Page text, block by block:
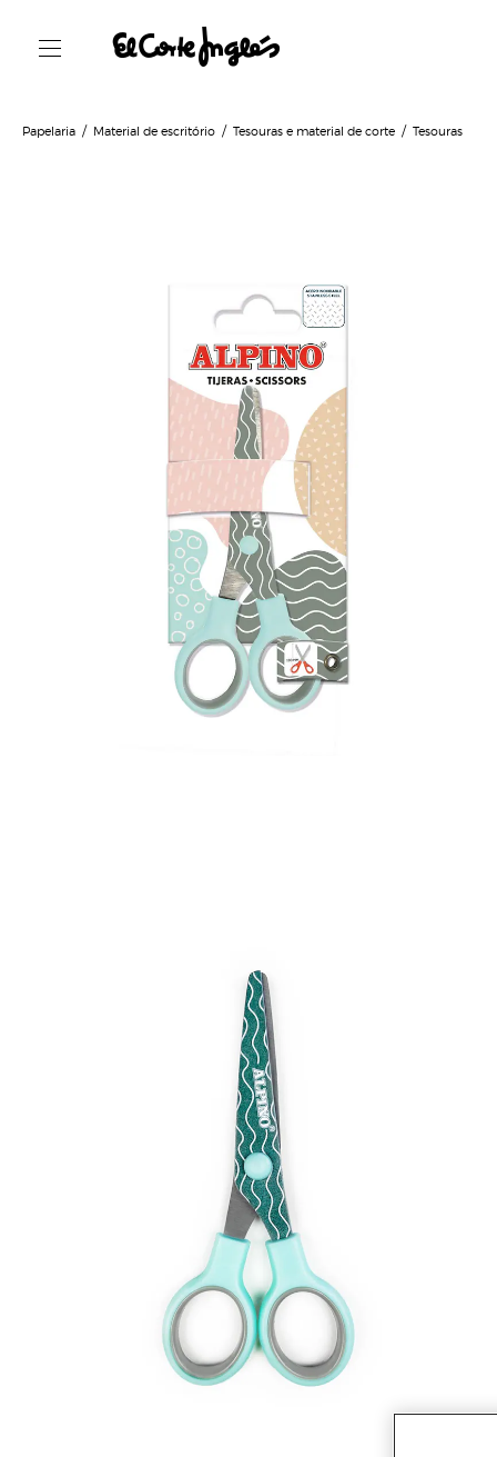
Papelaria Material de escritório Tesouras e material de corte Tesouras